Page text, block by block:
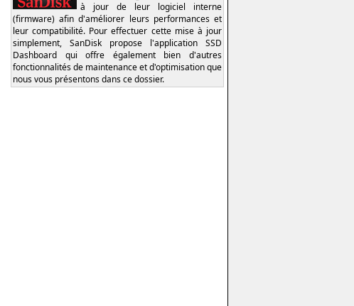
à jour de leur logiciel interne
(firmware) afin d'améliorer leurs performances et
leur compatibilité. Pour effectuer cette mise à jour
simplement, SanDisk propose l'application SSD
Dashboard qui offre également bien d'autres
fonctionnalités de maintenance et d'optimisation que
nous vous présentons dans ce dossier.